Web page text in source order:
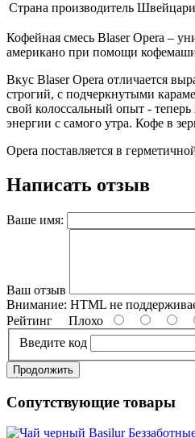
Страна производитель
Кофейная смесь Blaser Opera –
американо при помощи
Вкус Blaser Opera отличается
строгий, с подчеркнутыми
свой колоссальный опыт -
энергии с самого утра. Кофе в
Opera поставляется в
Написать отзыв
Ваше имя:
Ваш отзыв
Внимание: HTML не
Рейтинг Плохо
Введите код
Продолжить
Сопутствующие товары